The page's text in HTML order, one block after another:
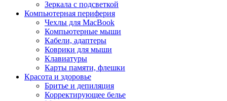
Зеркала с подсветкой
Компьютерная периферия
Чехлы для MacBook
Компьютерные мыши
Кабели, адаптеры
Коврики для мыши
Клавиатуры
Карты памяти, флешки
Красота и здоровье
Бритье и депиляция
Корректирующее белье